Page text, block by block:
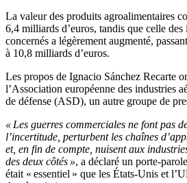
La valeur des produits agroalimentaires
6,4 milliards d’euros, tandis que celle
concernés a légèrement augmenté,
à 10,8 milliards d’euros.
Les propos de Ignacio Sánchez Recarte
l’Association européenne des industries
de défense (ASD), un autre groupe de
« Les guerres commerciales ne font pas
l’incertitude, perturbent les chaînes
et, en fin de compte, nuisent aux
des deux côtés », a déclaré un porte-
était « essentiel » que les États-Unis et